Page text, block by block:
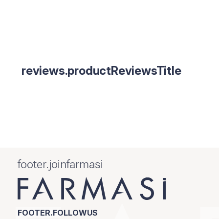
reviews.productReviewsTitle
footer.joinfarmasi
FOOTER.FOLLOWUS